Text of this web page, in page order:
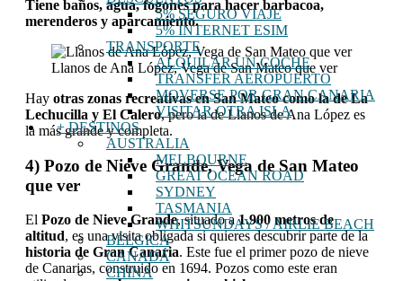
5% SEGURO VIAJE
5% INTERNET ESIM
TRANSPORTE
ALQUILAR UN COCHE
TRANSFER AEROPUERTO
MOVERSE POR GRAN CANARIA
VISITAR OTRA ISLA
+ DESTINOS
AUSTRALIA
MELBOURNE
GREAT OCEAN ROAD
SYDNEY
TASMANIA
WHITSUNDAYS / AIRLIE BEACH
BÉLGICA
CANADÁ
CHINA
Tiene baños, agua, fogones para hacer barbacoa,
merenderos y aparcamiento.
Llanos de Ana López, Vega de San Mateo que ver
Hay otras zonas recreativas en San Mateo como la de La
Lechucilla y El Calero, pero la de Llanos de Ana López es
la más grande y completa.
4) Pozo de Nieve Grande, Vega de San Mateo
que ver
El Pozo de Nieve Grande, situado a1.900 metros de
altitud, es una visita obligada si quieres descubrir parte de la
historia de Gran Canaria. Este fue el primer pozo de nieve
de Canarias, construido en 1694. Pozos como este eran